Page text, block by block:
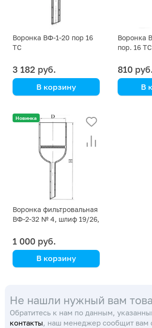
Воронка ВФ-1-20 пор 16
ТС
3 182 руб.
В корзину
Воронка
пор. 16 ТС
810
В
Новинка
Воронка фильтровальная
ВФ-2-32 № 4, шлиф 19/26,
1 000 руб.
В корзину
Не нашли нужный вам
Обратитесь к нам по данным,
контакты, наш менеджер сообщит вам